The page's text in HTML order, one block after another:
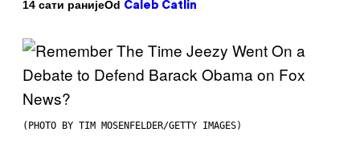
14 сати ранијеOd Caleb Catlin
(PHOTO BY TIM MOSENFELDER/GETTY IMAGES)